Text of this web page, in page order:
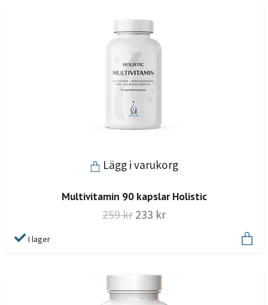
Lägg i varukorg
Multivitamin 90 kapslar Holistic
259 kr 233 kr
I lager